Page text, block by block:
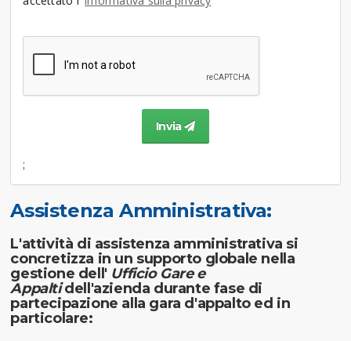
Invia
;
Assistenza Amministrativa:
L'attività di assistenza amministrativa si
concretizza in un supporto globale nella
gestione dell' Ufficio Gare e
Appaltidell'azienda durante fase di
partecipazione alla gara d'appalto ed in
particolare: